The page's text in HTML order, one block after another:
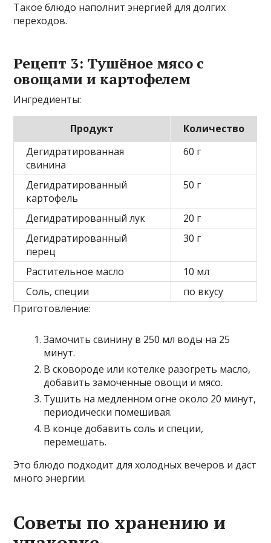
Такое блюдо наполнит энергией для долгих
переходов.
Рецепт 3: Тушёное мясо с
овощами и картофелем
Ингредиенты:
Продукт
Количество
Дегидратированная
свинина
60 г
Дегидратированный
картофель
50 г
Дегидратированный лук
20 г
Дегидратированный
перец
30 г
Растительное масло
10 мл
Соль, специи
по вкусу
Приготовление:
Замочить свинину в 250 мл воды на 25
минут.
В сковороде или котелке разогреть масло,
добавить замоченные овощи и мясо.
Тушить на медленном огне около 20 минут,
периодически помешивая.
В конце добавить соль и специи,
перемешать.
Это блюдо подходит для холодных вечеров и даст
много энергии.
Советы по хранению и